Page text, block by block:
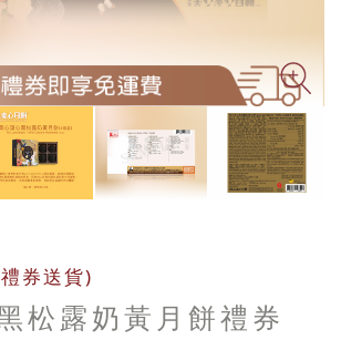
券送貨)
松露奶黃月餅禮券